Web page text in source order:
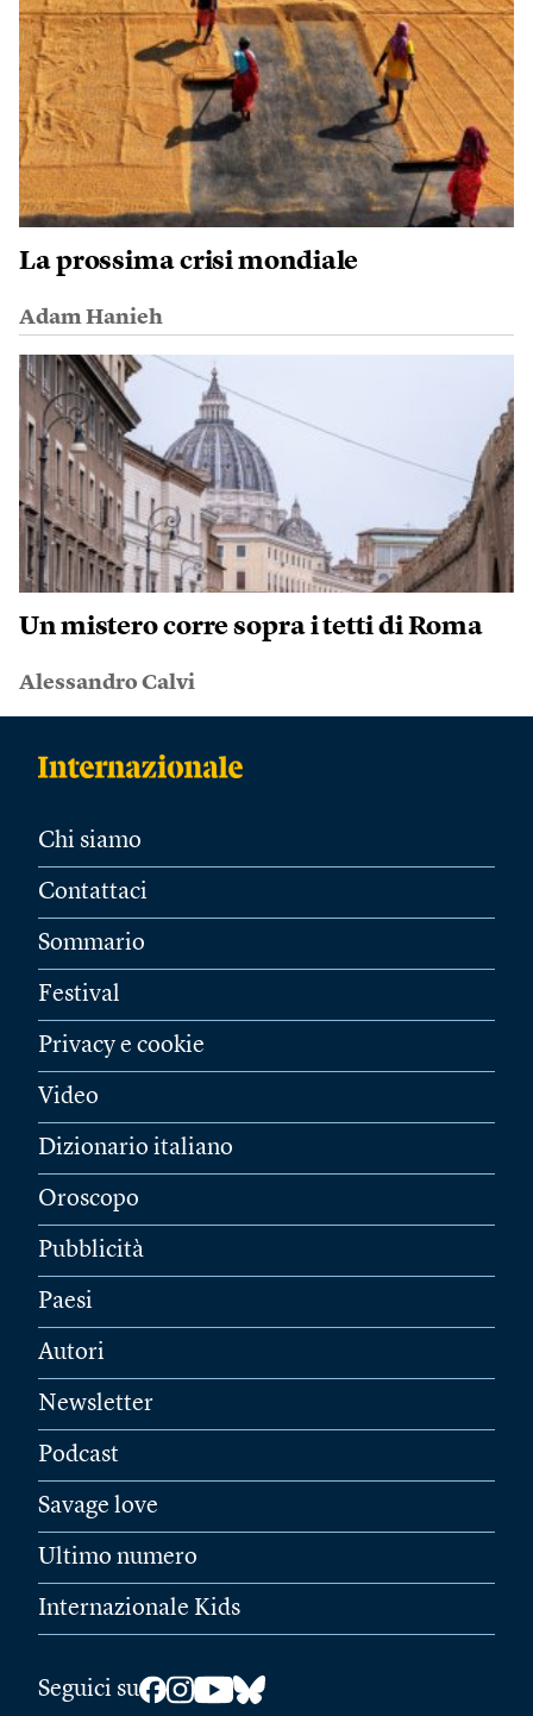
La prossima crisi mondiale
Adam Hanieh
Un mistero corre sopra i tetti di Roma
Alessandro Calvi
Chi siamo
Contattaci
Sommario
Festival
Privacy e cookie
Video
Dizionario italiano
Oroscopo
Pubblicità
Paesi
Autori
Newsletter
Podcast
Savage love
Ultimo numero
Internazionale Kids
Seguici su